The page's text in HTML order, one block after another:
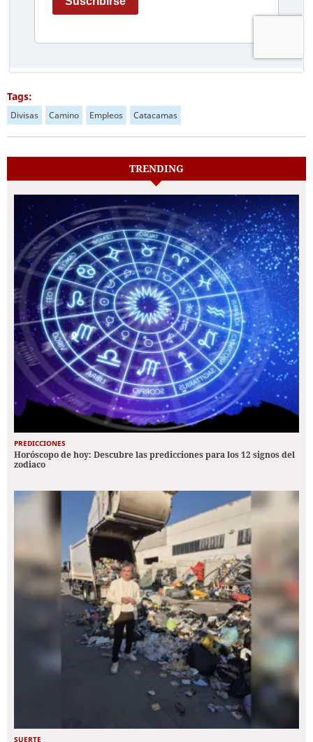
Tags:
Divisas Camino Empleos Catacamas
TRENDING
PREDICCIONES
Horóscopo de hoy: Descubre las predicciones para los 12 signos del
zodiaco
SUERTE